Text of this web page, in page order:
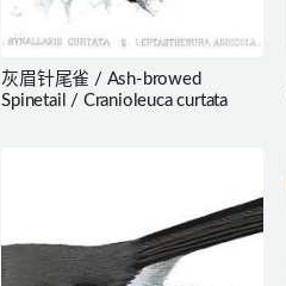
灰眉针尾雀 / Ash-browed
Spinetail / Cranioleuca curtata